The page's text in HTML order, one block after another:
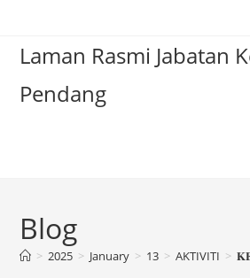
Laman Rasmi Jabatan
Pendang
Blog
> 2025 > January > 13 > AKTIVITI >